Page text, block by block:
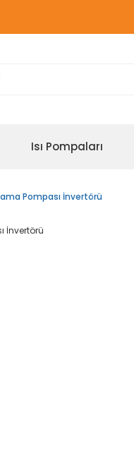
Isı Pompaları
Pompası İnvertörü